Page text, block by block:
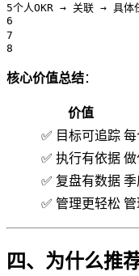
5个人OKR → 关联 → 具
6
7
8
核心价值总结：
价值
✅ 目标可追踪 每
✅ 执行有依据 做
✅ 复盘有数据 季
✅ 管理更轻松
四、为什么推